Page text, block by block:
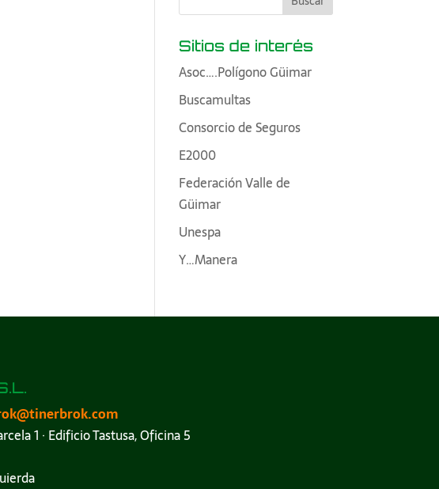
Sitios de interés
Asoc….Polígono Güimar
Buscamultas
Consorcio de Seguros
E2000
Federación Valle de
Güimar
Unespa
Y…Manera
1 · Edificio Tastusa, Oficina 5